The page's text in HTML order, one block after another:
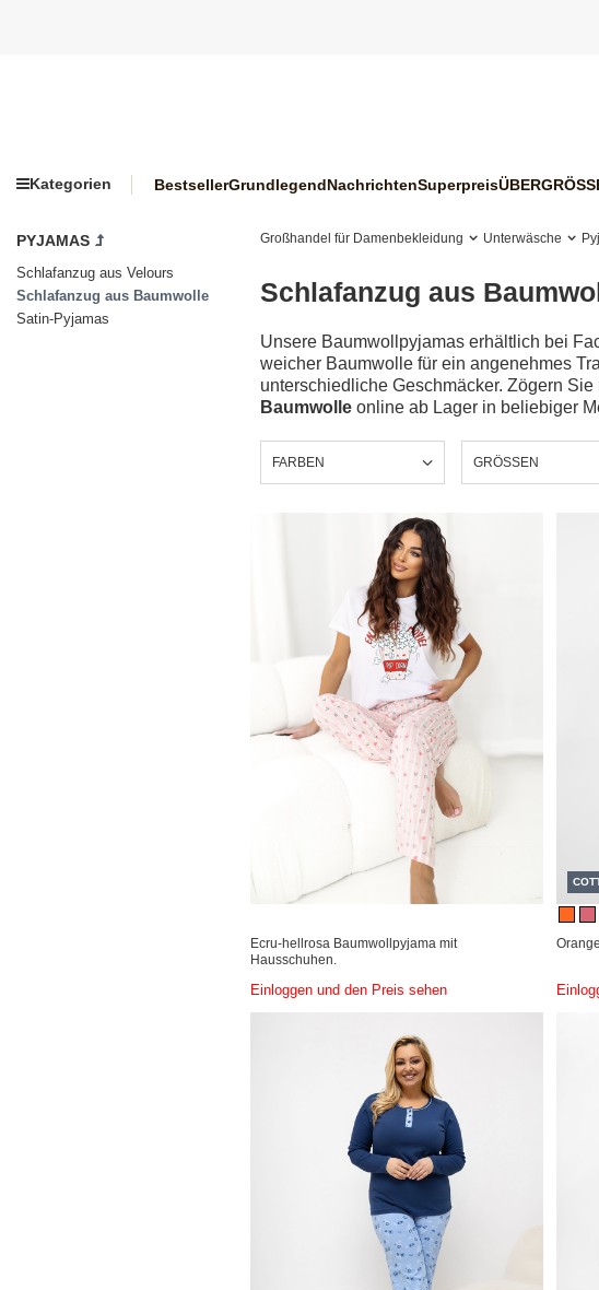
Kategorien BestsellerGrundlegendNachrichtenSuperpreis
PYJAMAS
Schlafanzug aus Velours
Schlafanzug aus Baumwolle
Satin-Pyjamas
Großhandel für Damenbekleidung Unterwäsche
Schlafanzug aus
Unsere Baumwollpyjamas erhältlich bei
weicher Baumwolle für ein angenehmes
unterschiedliche Geschmäcker. Zögern
Baumwolle online ab Lager in beliebiger
FARBEN GRÖSSEN
Ecru-hellrosa Baumwollpyjama mit
Hausschuhen.
Einloggen und den Preis sehen